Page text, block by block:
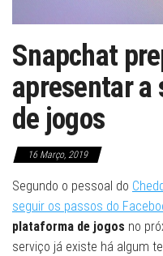
Snapchat
apresentar a
de jogos
16 Março, 2019
Segundo o pessoal do
seguir os passos do
plataforma de jogos no
serviço já existe há algum